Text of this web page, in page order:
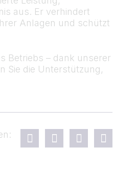
aus. Er verhindert
Anlagen und schützt
Betriebs – dank unserer
Sie die Unterstützung,